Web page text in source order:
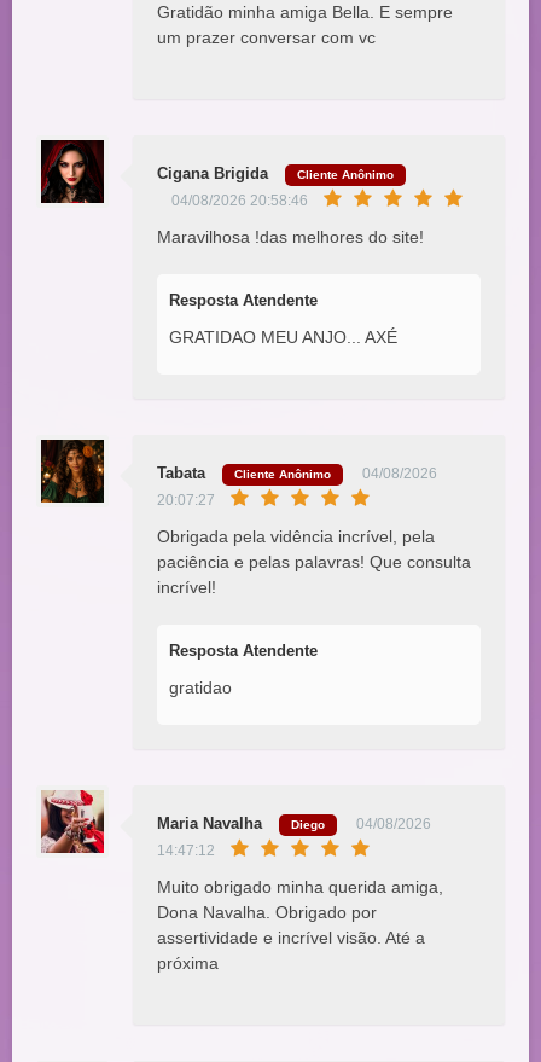
Gratidão minha amiga Bella. E sempre
um prazer conversar com vc
Cigana Brigida Cliente Anônimo
04/08/2026 20:58:46
Maravilhosa !das melhores do site!
Resposta Atendente
GRATIDAO MEU ANJO... AXÉ
Tabata Cliente Anônimo
04/08/2026
20:07:27
Obrigada pela vidência incrível, pela
paciência e pelas palavras! Que consulta
incrível!
Resposta Atendente
gratidao
Maria Navalha Diego
04/08/2026
14:47:12
Muito obrigado minha querida amiga,
Dona Navalha. Obrigado por
assertividade e incrível visão. Até a
próxima